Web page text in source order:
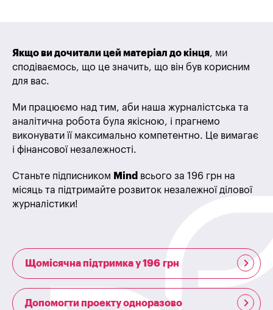
Якщо ви дочитали цей матеріал до кінця, ми
сподіваємось, що це значить, що він був корисним
для вас.
Ми працюємо над тим, аби наша журналістська та
аналітична робота була якісною, і прагнемо
виконувати її максимально компетентно. Це вимагає
і фінансової незалежності.
Станьте підписником Mind всього за 196 грн на
місяць та підтримайте розвиток незалежної ділової
журналістики!
Щомісячна підтримка у 196 грн
Допомогти проекту одноразово